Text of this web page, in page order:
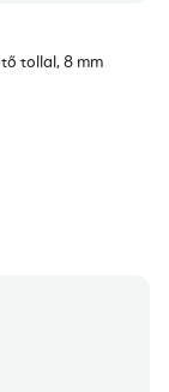
tollal, 8 mm